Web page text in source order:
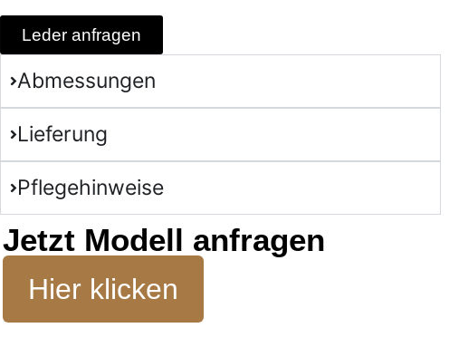
Leder anfragen
Abmessungen
Lieferung
Pflegehinweise
Jetzt Modell anfragen
Hier klicken